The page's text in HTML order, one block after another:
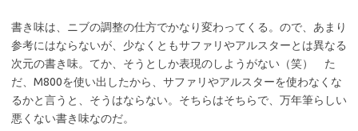
書き味は、ニブの調整の仕方でかなり変わってくる。ので、あまり
参考にはならないが、少なくともサファリやアルスターとは異なる
次元の書き味。てか、そうとしか表現のしようがない（笑） た
だ、M800を使い出したから、サファリやアルスターを使わなくな
るかと言うと、そうはならない。そちらはそちらで、万年筆らしい
悪くない書き味なのだ。